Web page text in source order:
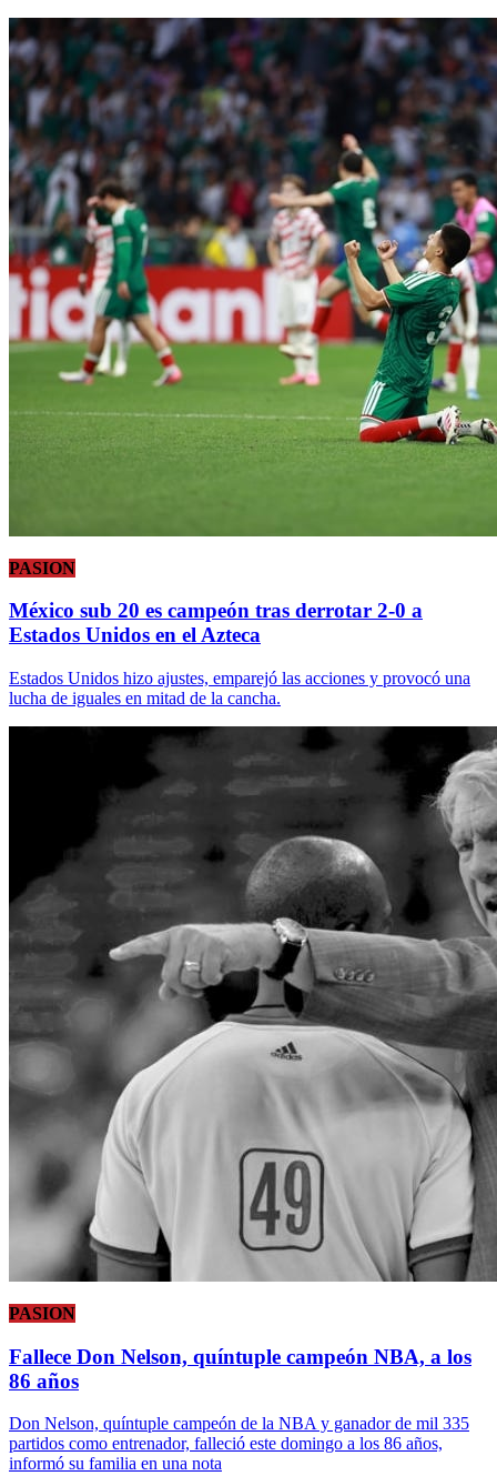
PASION
México sub 20 es campeón tras derrotar 2-0 a
Estados Unidos en el Azteca
Estados Unidos hizo ajustes, emparejó las acciones y provocó una
lucha de iguales en mitad de la cancha.
PASION
Fallece Don Nelson, quíntuple campeón NBA, a los
86 años
Don Nelson, quíntuple campeón de la NBA y ganador de mil 335
partidos como entrenador, falleció este domingo a los 86 años,
informó su familia en una nota